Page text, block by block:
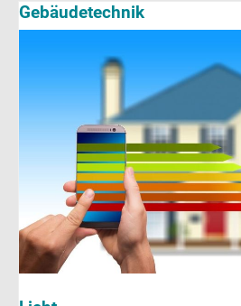
Gebäudetechnik